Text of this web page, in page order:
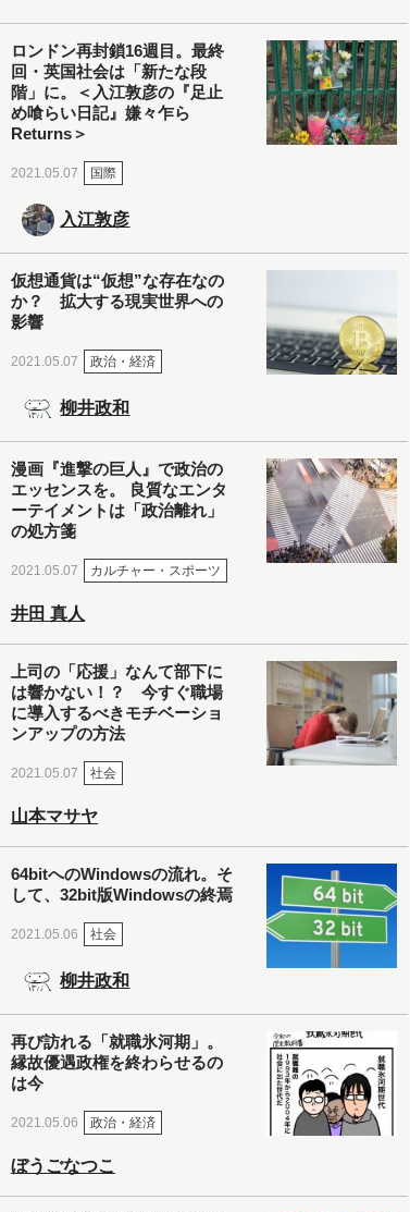
ロンドン再封鎖16週目。最終
回・英国社会は「新たな段
階」に。＜入江敦彦の『足止
め喰らい日記』嫌々乍ら
Returns＞
2021.05.07 国際
入江敦彦
仮想通貨は“仮想”な存在なの
か？ 拡大する現実世界への
影響
2021.05.07 政治・経済
柳井政和
漫画『進撃の巨人』で政治の
エッセンスを。 良質なエンタ
ーテイメントは「政治離れ」
の処方箋
2021.05.07 カルチャー・スポーツ
井田 真人
上司の「応援」なんて部下に
は響かない！？ 今すぐ職場
に導入するべきモチベーショ
ンアップの方法
2021.05.07 社会
山本マサヤ
64bitへのWindowsの流れ。そ
して、32bit版Windowsの終焉
2021.05.06 社会
柳井政和
再び訪れる「就職氷河期」。
縁故優遇政権を終わらせるの
は今
2021.05.06 政治・経済
ぼうごなつこ